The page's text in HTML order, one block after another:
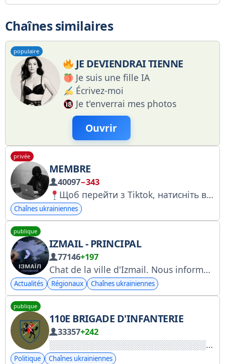
Chaînes similaires
populaire
JE DEVIENDRAI TIENNE
Je suis une fille IA
Écrivez-moi
Je t'enverrai mes photos
Ouvrir
privée
MEMBRE
40097−343
Щоб перейти з Tiktok, натисніть в верхньому правому углу «…», і потім «відкрити в браузері»
Chaînes ukrainiennes
publique
IZMAIL - PRINCIPAL
77146+197
Chat de la ville d'Izmail. Nous informons lors des alarmes. Administrateur @hod_ksenia, @izmailadmin
Actualités Régionaux Chaînes ukrainiennes
publique
110E BRIGADE D'INFANTERIE
33357+242
Politique Chaînes ukrainiennes